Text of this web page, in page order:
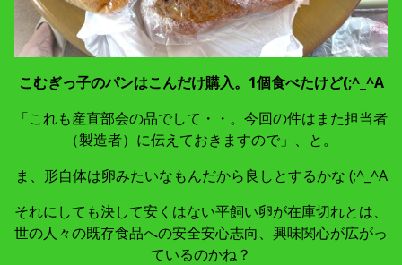
こむぎっ子のパンはこんだけ購入。1個食べたけど(;^_^A
「これも産直部会の品でして・・。今回の件はまた担当者
（製造者）に伝えておきますので」、と。
ま、形自体は卵みたいなもんだから良しとするかな (;^_^A
それにしても決して安くはない平飼い卵が在庫切れとは、
世の人々の既存食品への安全安心志向、興味関心が広がっ
ているのかね？